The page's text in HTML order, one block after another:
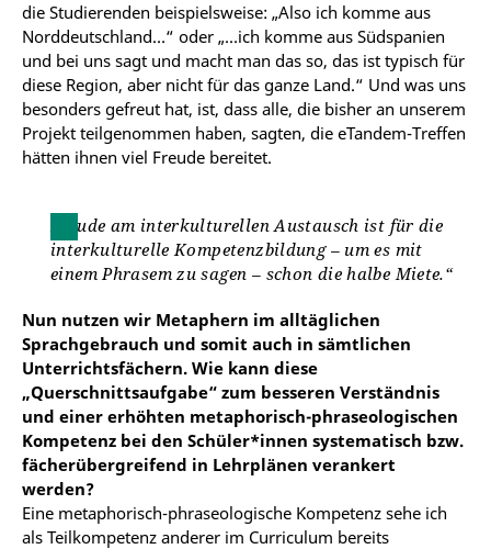
die Studierenden beispielsweise: „Also ich komme aus
Norddeutschland…“ oder „…ich komme aus Südspanien
und bei uns sagt und macht man das so, das ist typisch für
diese Region, aber nicht für das ganze Land.“ Und was uns
besonders gefreut hat, ist, dass alle, die bisher an unserem
Projekt teilgenommen haben, sagten, die eTandem-Treffen
hätten ihnen viel Freude bereitet.
Freude am interkulturellen Austausch ist für die
interkulturelle Kompetenzbildung – um es mit
einem Phrasem zu sagen – schon die halbe Miete.“
Nun nutzen wir Metaphern im alltäglichen
Sprachgebrauch und somit auch in sämtlichen
Unterrichtsfächern. Wie kann diese
„Querschnittsaufgabe“ zum besseren Verständnis
und einer erhöhten metaphorisch-phraseologischen
Kompetenz bei den Schüler*innen systematisch bzw.
fächerübergreifend in Lehrplänen verankert
werden?
Eine metaphorisch-phraseologische Kompetenz sehe ich
als Teilkompetenz anderer im Curriculum bereits